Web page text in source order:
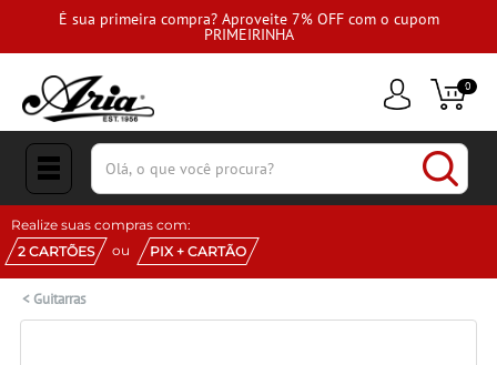
É sua primeira compra? Aproveite 7% OFF com o cupom
PRIMEIRINHA
0
(pesquisar)
Realize suas compras com:
2 CARTÕES
ou PIX + CARTÃO
<Guitarras